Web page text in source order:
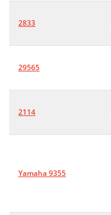
2833
29565
2114
Yamaha 9355